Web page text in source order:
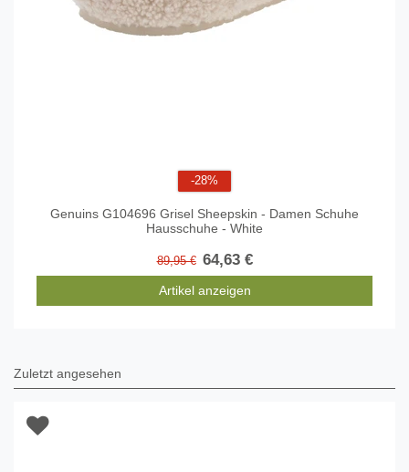
-28%
Genuins G104696 Grisel Sheepskin - Damen Schuhe
Hausschuhe - White
89,95 € 64,63 €
Artikel anzeigen
Zuletzt angesehen